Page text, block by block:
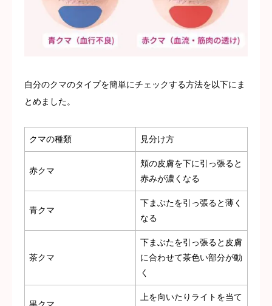
自分のクマのタイプを簡単にチェックする方法を以下にま
とめました。
クマの種類 見分け方
赤クマ
頬の皮膚を下に引っ張ると
赤みが濃くなる
青クマ
下まぶたを引っ張ると薄く
なる
茶クマ
下まぶたを引っ張ると皮膚
に合わせて茶色い部分が動
く
上を向いたりライトを当て